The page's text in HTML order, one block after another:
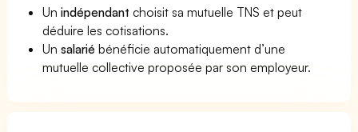
Unindépendant choisit sa mutuelle TNS et peut
déduire les cotisations.
Unsalarié bénéficie automatiquement d’une
mutuelle collective proposée par son employeur.